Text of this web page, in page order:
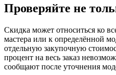
Проверяйте не
Скидка может относиться ко
мастера или к определённой
отдельную закупочную
процент на весь заказ
сообщают после уточнения